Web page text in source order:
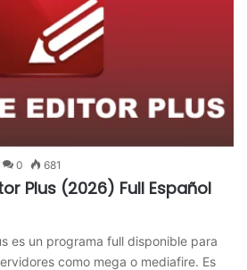
0 681
Plus (2026) Full Español
es un programa full disponible para
como mega o mediafire. Es